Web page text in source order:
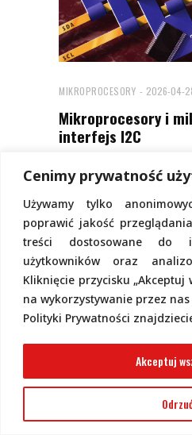
Cenimy prywatność
Używamy tylko
poprawić jakość
treści dostosowane do
użytkowników oraz
Kliknięcie przycisku „Akceptuj
na wykorzystywanie przez
Polityki Prywatności
Akceptuj
MIKROPROCESORY 2026-04-
Mikroprocesory i
interfejs I2C
praktycznie
każdego
przeróżne operacje.
integrują w swojej
przydatnych
muszą być
nich przyłączanymi.